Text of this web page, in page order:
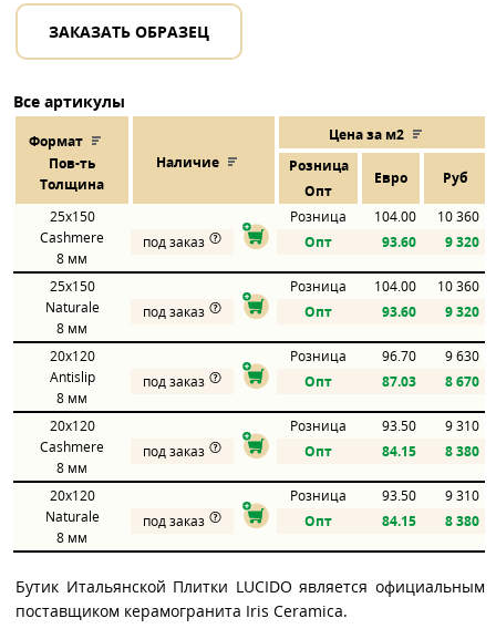
ЗАКАЗАТЬ ОБРАЗЕЦ
Все артикулы
Формат
Пов-ть
Толщина
Наличие
Цена за м2
Розница
Евро Руб
Опт
25x150
Cashmere
8 мм
Розница 104.00
10 360
под заказ
Опт 93.60 9 320
25x150
Naturale
8 мм
Розница 104.00
10 360
под заказ
Опт 93.60 9 320
20x120
Antislip
8 мм
Розница 96.70
9 630
под заказ
Опт 87.03 8 670
20x120
Cashmere
8 мм
Розница 93.50
9 310
под заказ
Опт 84.15 8 380
20x120
Naturale
8 мм
Розница 93.50
9 310
под заказ
Опт 84.15 8 380
Бутик Итальянской Плитки LUCIDO является официальным
поставщиком керамогранита Iris Ceramica.